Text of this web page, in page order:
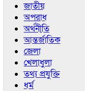
জাতীয়
অপরাধ
অর্থনীতি
আন্তর্জাতিক
জেলা
খেলাধুলা
তথ্য প্রযুক্তি
ধর্ম